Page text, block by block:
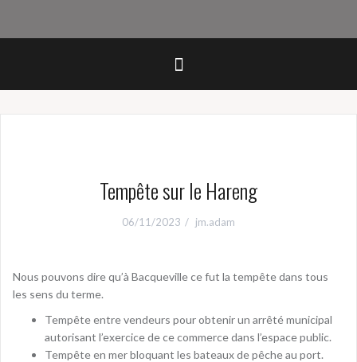
Tempête sur le Hareng
06/11/2023 jm.adam
Nous pouvons dire qu’à Bacqueville ce fut la tempête dans tous
les sens du terme.
Tempête entre vendeurs pour obtenir un arrêté municipal
autorisant l’exercice de ce commerce dans l’espace public.
Tempête en mer bloquant les bateaux de pêche au port.